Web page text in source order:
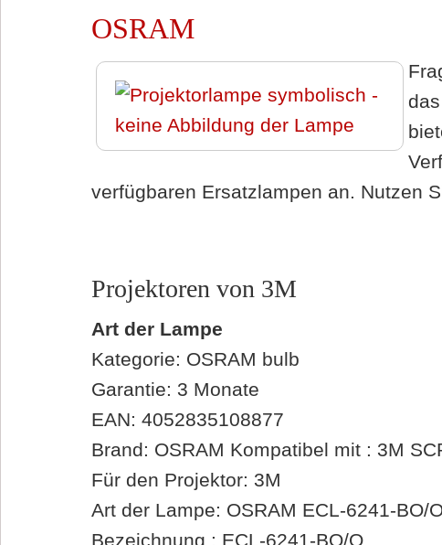
OSRAM
verfügbaren Ersatzlampen an. Nutzen
Projektoren von 3M
Art der Lampe
Kategorie: OSRAM bulb
Garantie: 3 Monate
EAN: 4052835108877
Brand: OSRAM Kompatibel mit : 3M
Für den Projektor: 3M
Art der Lampe: OSRAM ECL-6241-BO/
Bezeichnung : ECL-6241-BO/O